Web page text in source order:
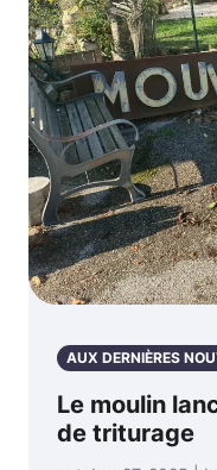
AUX DERNIÈRES
Le moulin
de triturage